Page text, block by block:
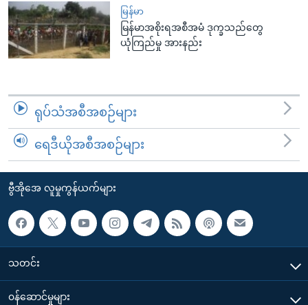
မြန်မာ
မြန်မာအစိုးရအစီအမံ ဒုက္ခသည်တွေ
ယုံကြည်မှု အားနည်း
ရုပ်သံအစီအစဉ်များ
ရေဒီယိုအစီအစဉ်များ
ဗွီအိုအေ လူမှုကွန်ယက်များ
သတင်း
၀န်ဆောင်မှုများ